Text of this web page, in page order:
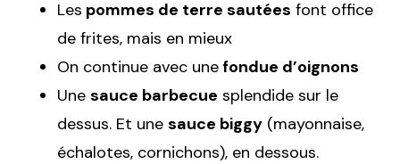
Les pommes de terre sautées font office
de frites, mais en mieux
On continue avec une fondue d’oignons
Une sauce barbecue splendide sur le
dessus. Et une sauce biggy (mayonnaise,
échalotes, cornichons), en dessous.